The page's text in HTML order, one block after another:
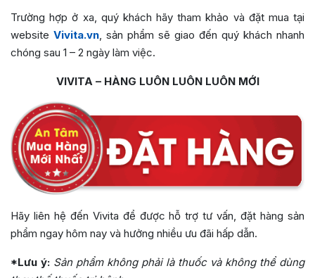
Trường hợp ở xa, quý khách hãy tham khảo và đặt mua tại
website Vivita.vn, sản phẩm sẽ giao đến quý khách nhanh
chóng sau 1 – 2 ngày làm việc.
VIVITA – HÀNG LUÔN LUÔN LUÔN MỚI
Hãy liên hệ đến Vivita để được hỗ trợ tư vấn, đặt hàng sản
phẩm ngay hôm nay và hưởng nhiều ưu đãi hấp dẫn.
*Lưu ý: Sản phẩm không phải là thuốc và không thể dùng